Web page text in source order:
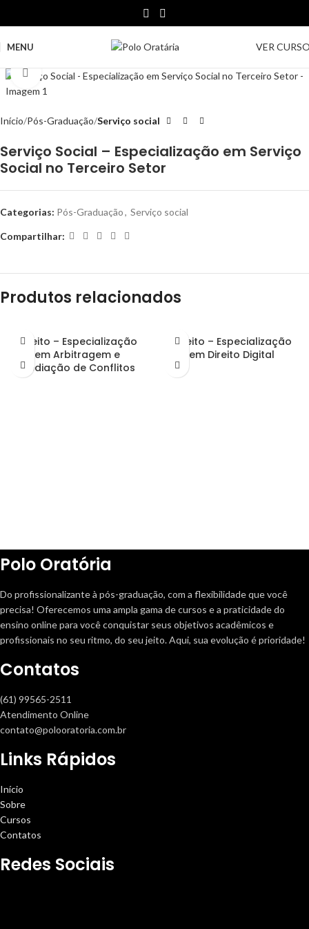
MENU VER
Clique para ampliar
Início Pós-Graduação Serviço social
Serviço Social – Especialização em Serviço
Social no Terceiro Setor
Categorias: Pós-Graduação, Serviço social
Compartilhar:
Produtos relacionados
Direito – Especialização
em Arbitragem e
Mediação de Conflitos
Direito – Especialização
em Direito Digital
Polo Oratória
Do profissionalizante à pós-graduação, com a flexibilidade que você
precisa! Oferecemos uma ampla gama de cursos e a praticidade do
ensino online para você conquistar seus objetivos acadêmicos e
profissionais no seu ritmo, do seu jeito. Aqui, sua evolução é prioridade!
Contatos
(61) 99565-2511
Atendimento Online
contato@polooratoria.com.br
Links Rápidos
Início
Sobre
Cursos
Contatos
Redes Sociais